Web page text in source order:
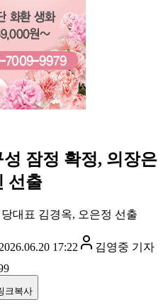
잠정 확정, 의장은
선출
대표 김경옥, 오은정 선출
2026.06.20 17:22 김영중 기자
크복사